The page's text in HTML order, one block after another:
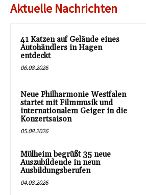
Aktuelle Nachrichten
41 Katzen auf Gelände eines
Autohändlers in Hagen
entdeckt
06.08.2026
Neue Philharmonie Westfalen
startet mit Filmmusik und
internationalem Geiger in die
Konzertsaison
05.08.2026
Mülheim begrüßt 35 neue
Auszubildende in neun
Ausbildungsberufen
04.08.2026